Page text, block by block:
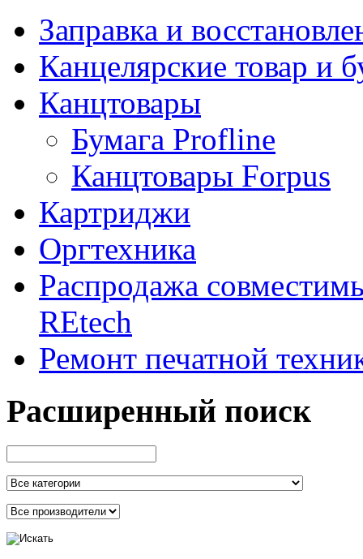
Заправка и
Канцелярские товар и
Канцтовары
Бумага Profline
Канцтовары Forpus
Картриджи
Оргтехника
Распродажа
REtech
Ремонт печатной
Расширенный поиск